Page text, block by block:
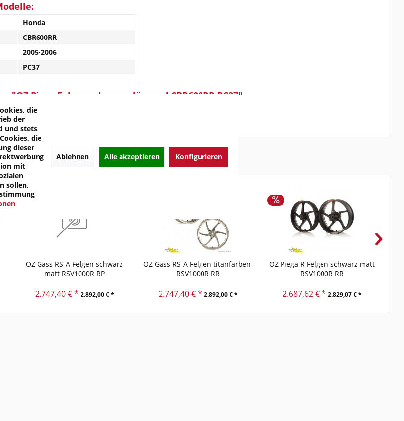
Honda
CBR600RR
2005-2006
PC37
"OZ Piega Felgen schwarz glänzend CBR600RR PC37"
OZ Gass RS-A Felgen schwarz
matt RSV1000R RP
2.747,40 € * 2.892,00 € *
OZ Gass RS-A Felgen titanfarben
RSV1000R RR
2.747,40 € * 2.892,00 € *
OZ Piega R Felgen schwarz matt
RSV1000R RR
2.687,62 € * 2.829,07 € *
die
der
und stets
die
dieser
mit
sollen,
Ablehnen Alle akzeptieren Konfigurieren